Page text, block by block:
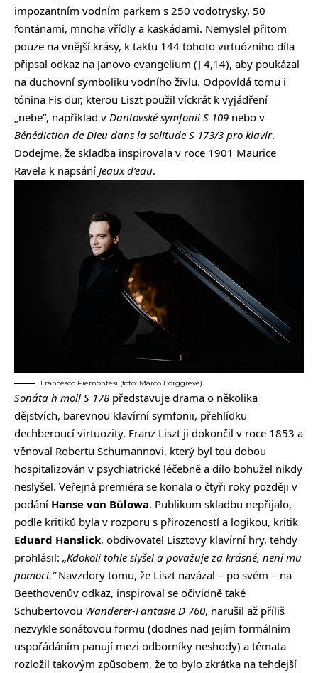
impozantním vodním parkem s 250 vodotrysky, 50
fontánami, mnoha vřídly a kaskádami. Nemyslel přitom
pouze na vnější krásy, k taktu 144 tohoto virtuózního díla
připsal odkaz na Janovo evangelium (J 4,14), aby poukázal
na duchovní symboliku vodního živlu. Odpovídá tomu i
tónina Fis dur, kterou Liszt použil víckrát k vyjádření
„nebe“, například v Dantovské symfonii S 109 nebo v
Bénédiction de Dieu dans la solitude S 173/3 pro klavír.
Dodejme, že skladba inspirovala v roce 1901 Maurice
Ravela k napsání Jeaux d’eau.
Francesco Piemontesi (foto: Marco Borggreve)
Sonáta h moll S 178 představuje drama o několika
dějstvích, barevnou klavírní symfonii, přehlídku
dechberoucí virtuozity. Franz Liszt ji dokončil v roce 1853 a
věnoval Robertu Schumannovi, který byl tou dobou
hospitalizován v psychiatrické léčebně a dílo bohužel nikdy
neslyšel. Veřejná premiéra se konala o čtyři roky později v
podání Hanse von Bülowa. Publikum skladbu nepřijalo,
podle kritiků byla v rozporu s přirozeností a logikou, kritik
Eduard Hanslick, obdivovatel Lisztovy klavírní hry, tehdy
prohlásil: „Kdokoli tohle slyšel a považuje za krásné, není mu
pomoci.“Navzdory tomu, že Liszt navázal – po svém – na
Beethovenův odkaz, inspiroval se očividně také
Schubertovou Wanderer-Fantasie D 760, narušil až příliš
nezvykle sonátovou formu (dodnes nad jejím formálním
uspořádáním panují mezi odborníky neshody) a témata
rozložil takovým způsobem, že to bylo zkrátka na tehdejší